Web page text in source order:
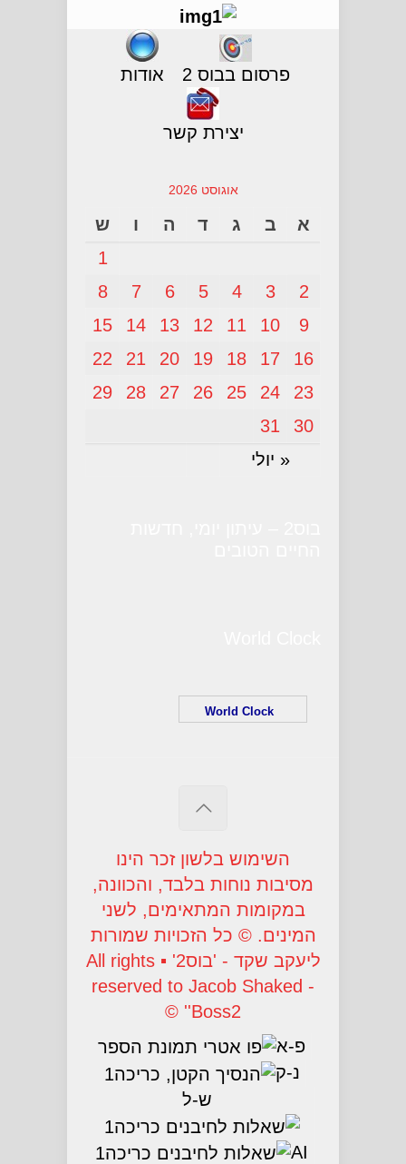
פרסום בבוס 2 אודות
יצירת קשר
אוגוסט 2026
א ב ג ד ה ו ש
« יולי
1
2
3
4
5
6
7
8
9
10
11
12
13
14
15
16
17
18
19
20
21
22
23
24
25
26
27
28
29
30
31
השימוש בלשון זכר הינו
מסיבות נוחות בלבד, והכוונה,
במקומות המתאימים, לשני
המינים. © כל הזכויות שמורות
ליעקב שקד - 'בוס2' ▪ All rights
reserved to Jacob Shaked -
'Boss2' ©
פ-א
נ-ק
ש-ל
AI